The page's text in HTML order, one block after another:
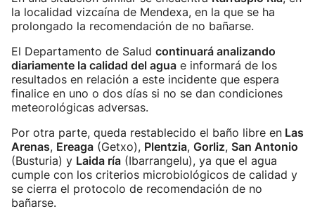
la localidad vizcaína de Mendexa, en la que se ha
prolongado la recomendación de no bañarse.
El Departamento de Salud continuará analizando
diariamente la calidad del agua e informará de los
resultados en relación a este incidente que espera
finalice en uno o dos días si no se dan condiciones
meteorológicas adversas.
Por otra parte, queda restablecido el baño libre en Las
Arenas, Ereaga (Getxo), Plentzia, Gorliz, San Antonio
(Busturia) y Laida ría (Ibarrangelu), ya que el agua
cumple con los criterios microbiológicos de calidad y
se cierra el protocolo de recomendación de no
bañarse.